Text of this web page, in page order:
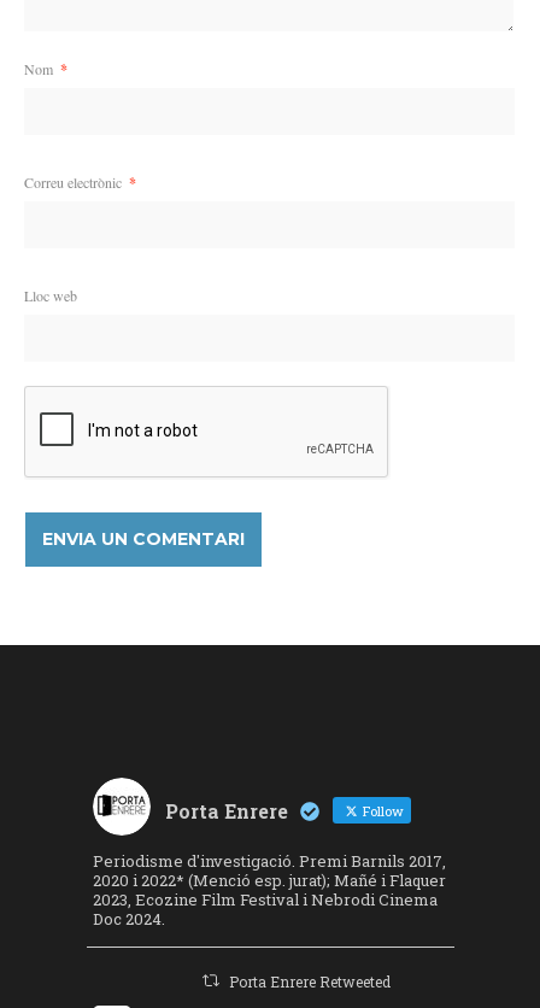
Nom *
Correu electrònic *
Lloc web
Porta Enrere Follow
Periodisme d'investigació. Premi Barnils 2017,
2020 i 2022* (Menció esp. jurat); Mañé i Flaquer
2023, Ecozine Film Festival i Nebrodi Cinema
Doc 2024.
Porta Enrere Retweeted